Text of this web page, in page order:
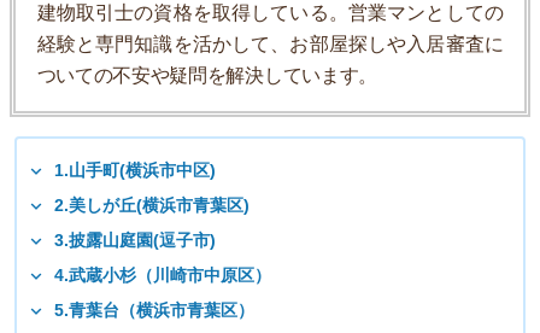
建物取引士の資格を取得している。営業マンとしての
経験と専門知識を活かして、お部屋探しや入居審査に
ついての不安や疑問を解決しています。
1.山手町(横浜市中区)
2.美しが丘(横浜市青葉区)
3.披露山庭園(逗子市)
4.武蔵小杉（川崎市中原区）
5.青葉台（横浜市青葉区）